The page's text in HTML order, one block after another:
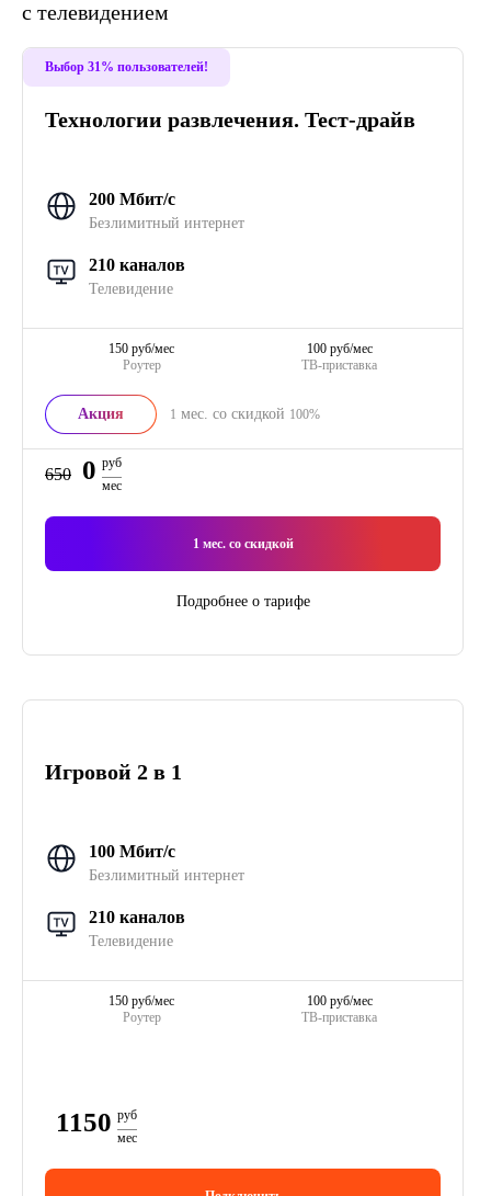
с телевидением
Выбор 31% пользователей!
Технологии развлечения. Тест-драйв
200 Мбит/с
Безлимитный интернет
210 каналов
Телевидение
Роутер
150 руб/мес
ТВ-приставка
100 руб/мес
Акция 1 мес. со скидкой 100%
650 0 руб
мес
1мес. со скидкой
Подробнее о тарифе
Игровой 2 в 1
100 Мбит/с
Безлимитный интернет
210 каналов
Телевидение
Роутер
150 руб/мес
ТВ-приставка
100 руб/мес
1150 руб
мес